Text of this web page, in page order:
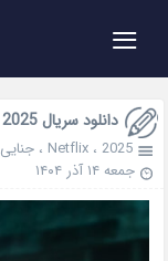
≡
دانلود سریال The Price of Confession 2025
2025 ،Netflix ،جنایی
جمعه ۱۴ آذر ۱۴۰۴